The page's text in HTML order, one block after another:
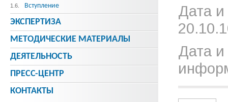
Дата
Дата и
1.6. Вступление
ЭКСПЕРТИЗА
МЕТОДИЧЕСКИE МАТЕРИАЛЫ
ДЕЯТЕЛЬНОСТЬ
ПРЕСС-ЦЕНТР
КОНТАКТЫ